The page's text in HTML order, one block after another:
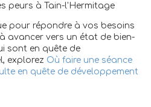
peurs à Tain-l'Hermitage
pour répondre à vos besoins
avancer vers un état de bien-
sont en quête de
explorez Où faire une séance
en quête de développement